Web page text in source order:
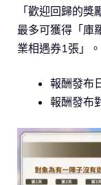
「歡迎回歸的獎
最多可獲得「
業相遇券1張」。
報酬發布
報酬發布